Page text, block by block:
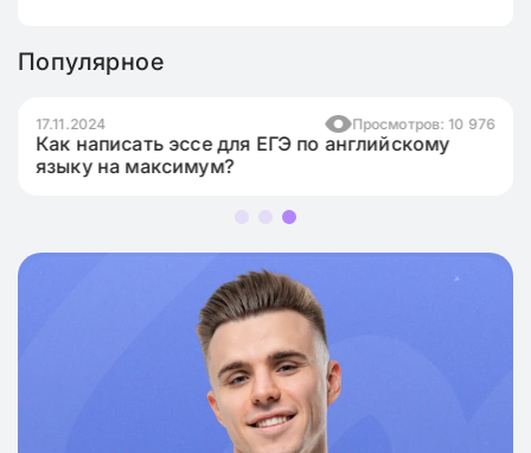
Популярное
17.11.2024 Просмотров: 10 976
Как написать эссе для ЕГЭ по английскому
языку на максимум?